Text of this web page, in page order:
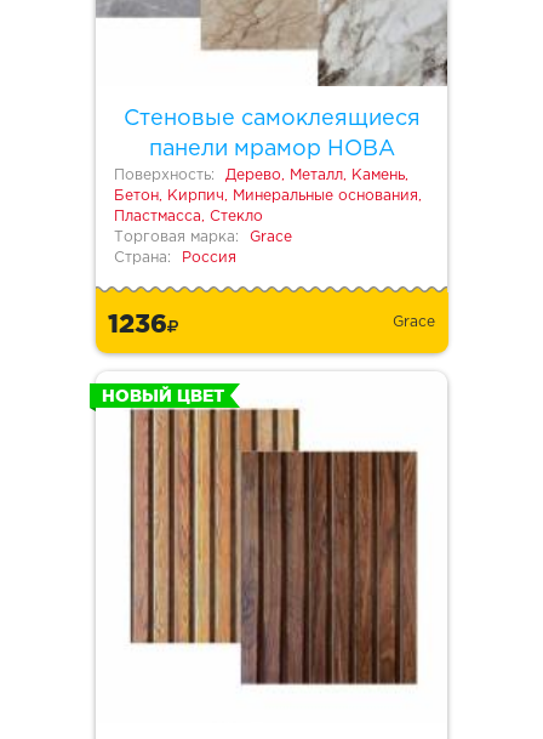
Стеновые самоклеящиеся
панели мрамор НОВА
Поверхность:
Дерево, Металл, Камень,
Бетон, Кирпич, Минеральные основания,
Пластмасса, Стекло
Торговая марка:
Grace
Страна:
Россия
1236 Grace
НОВЫЙ ЦВЕТ